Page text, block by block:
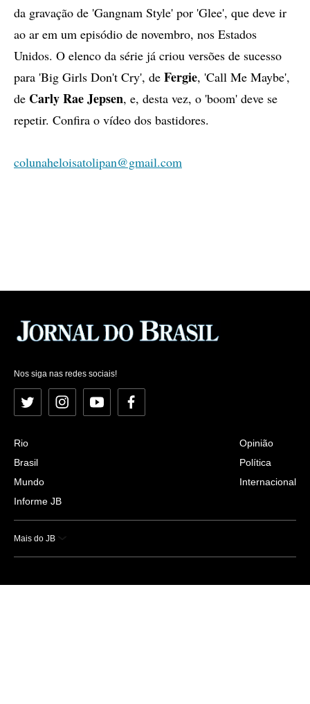
da gravação de 'Gangnam Style' por 'Glee', que deve ir
ao ar em um episódio de novembro, nos Estados
Unidos. O elenco da série já criou versões de sucesso
para 'Big Girls Don't Cry', de Fergie, 'Call Me Maybe',
de Carly Rae Jepsen, e, desta vez, o 'boom' deve se
repetir. Confira o vídeo dos bastidores.
colunaheloisatolipan@gmail.com
Nos siga nas redes sociais!
Twitter InstagramYouTubeFacebook
Rio
Brasil
Mundo
Informe JB
Opinião
Política
Internacional
Mais do JB
Esportes